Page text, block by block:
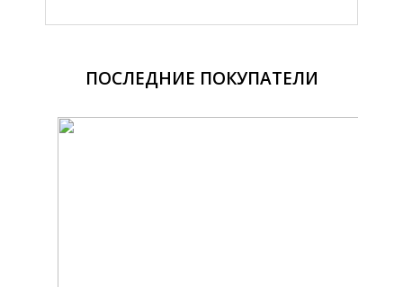
ПОСЛЕДНИЕ ПОКУПАТЕЛИ